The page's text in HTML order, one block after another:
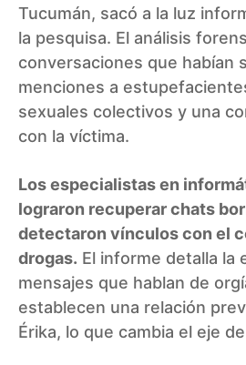
Tucumán, sacó a la luz
la pesquisa. El análisis
conversaciones que habían
menciones a
sexuales colectivos y una
con la víctima.
Los especialistas en
lograron recuperar chats
detectaron vínculos con el
drogas. El informe detalla la
mensajes que hablan de
establecen una relación
Érika, lo que cambia el eje